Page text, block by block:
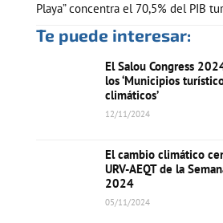
Playa” concentra el 70,5% del PIB
Te puede interesar:
El Salou Congress
los ‘Municipios
climáticos’
12/11/2024
El cambio climático
URV-AEQT de la
2024
05/11/2024